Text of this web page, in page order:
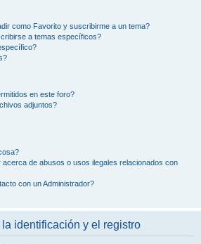
como Favorito y suscribirme a un tema?
a temas específicos?
en este foro?
adjuntos?
de abusos o usos ilegales relacionados con
con un Administrador?
identificación y el registro